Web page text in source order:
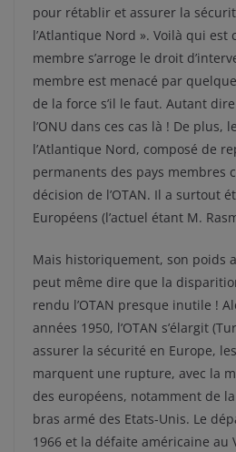
pour rétablir et assurer la
l’Atlantique Nord ». Voilà qui est
membre s’arroge le droit
membre est menacé par
de la force s’il le faut. Autant
l’ONU dans ces cas là ! De plus,
l’Atlantique Nord, composé de
permanents des pays membres
décision de l’OTAN. Il a surtout
Européens (l’actuel étant M.
Mais historiquement, son poids
peut même dire que la
rendu l’OTAN presque inutile !
années 1950, l’OTAN s’élargit
assurer la sécurité en Europe,
marquent une rupture, avec la
des européens, notamment de
bras armé des Etats-Unis. Le
1966 et la défaite américaine au